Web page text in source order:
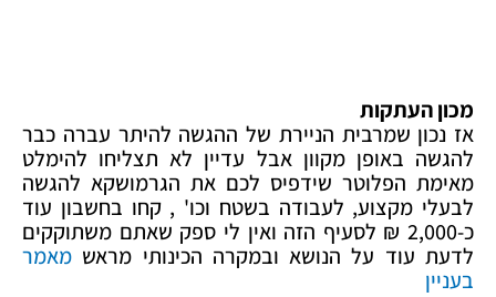
מכון העתקות
אז נכון שמרבית הניירת של ההגשה להיתר עברה כבר
להגשה באופן מקוון אבל עדיין לא תצליחו להימלט
מאימת הפלוטר שידפיס לכם את הגרמושקא להגשה
לבעלי מקצוע, לעבודה בשטח וכו' , קחו בחשבון עוד
כ-2,000 ₪ לסעיף הזה ואין לי ספק שאתם משתוקקים
לדעת עוד על הנושא ובמקרה הכינותי מראש מאמר
בעניין